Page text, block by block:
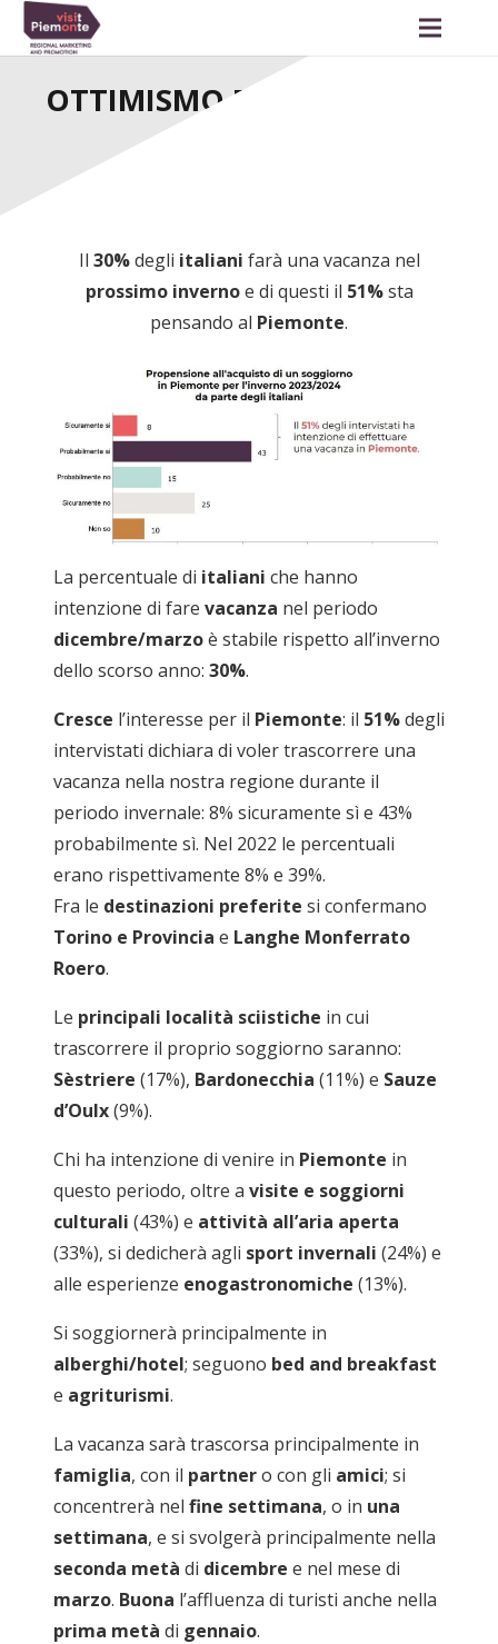
OTTIMISMO PER L’INVERNO
Il 30%degli italiani farà una vacanza nel
prossimo invernoe di questi il 51%sta
pensando al Piemonte.
La percentuale di italiani che hanno
intenzione di fare vacanza nel periodo
dicembre/marzoè stabile rispetto all’inverno
dello scorso anno: 30%.
Cresce l’interesse per il Piemonte: il 51%degli
intervistati dichiara di voler trascorrere una
vacanza nella nostra regione durante il
periodo invernale: 8% sicuramente sì e 43%
probabilmente sì. Nel 2022 le percentuali
erano rispettivamente 8% e 39%.
Fra le destinazioni preferite si confermano
Torino e Provincia e Langhe Monferrato
Roero.
Le principali località sciistiche in cui
trascorrere il proprio soggiorno saranno:
Sèstriere (17%), Bardonecchia (11%) e Sauze
d’Oulx(9%).
Chi ha intenzione di venire in Piemonte in
questo periodo, oltre a visite e soggiorni
culturali (43%) e attività all’aria aperta
(33%), si dedicherà agli sport invernali (24%) e
alle esperienze enogastronomiche (13%).
Si soggiornerà principalmente in
alberghi/hotel; seguono bed and breakfast
e agriturismi.
La vacanza sarà trascorsa principalmente in
famiglia, con il partnero con gli amici; si
concentrerà nel fine settimana, o in una
settimana, e si svolgerà principalmente nella
seconda metà di dicembre e nel mese di
marzo. Buona l’affluenza di turisti anche nella
prima metà di gennaio.